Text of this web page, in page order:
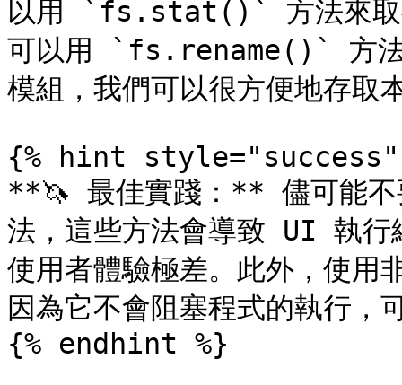
以用 `fs.stat()` 方法來取得
可以用 `fs.rename()` 方法
模組，我們可以很方便地存取
{% hint style="success"
**🦄 最佳實踐：** 儘可能
法，這些方法會導致 UI 執行
使用者體驗極差。此外，使用
因為它不會阻塞程式的執行，
{% endhint %}